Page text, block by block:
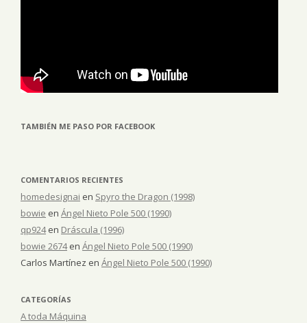
TAMBIÉN ME PASO POR FACEBOOK
COMENTARIOS RECIENTES
homedesignai en Spyro the Dragon (1998)
bowie en Ángel Nieto Pole 500 (1990)
qp924en Dráscula (1996)
bowie 2674en Ángel Nieto Pole 500 (1990)
Carlos Martínez en Ángel Nieto Pole 500 (1990)
CATEGORÍAS
A toda Máquina